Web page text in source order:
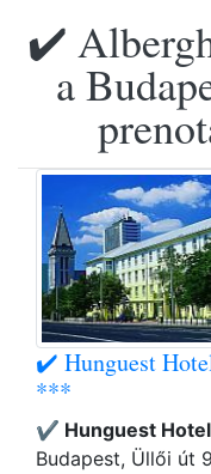
✔️
a
✔️ Hunguest
***
✔️ Hunguest
Budapest, Üllői út